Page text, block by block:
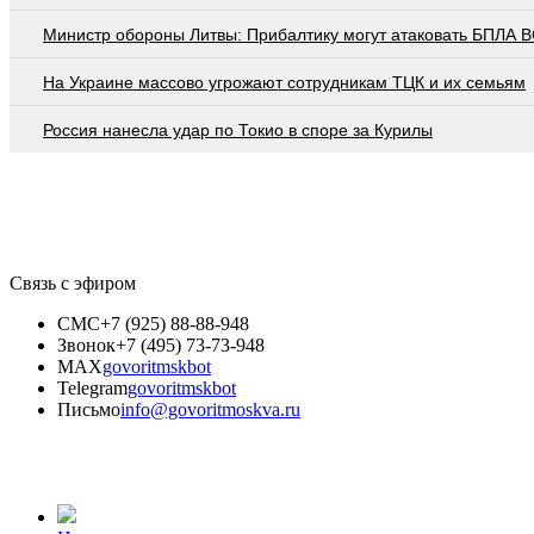
Министр обороны Литвы: Прибалтику могут атаковать БПЛА
На Украине массово угрожают сотрудникам ТЦК и их семьям
Россия нанесла удар по Токио в споре за Курилы
Связь с эфиром
СМС+7 (925) 88-88-948
Звонок+7 (495) 73-73-948
MAXgovoritmskbot
Telegramgovoritmskbot
Письмоinfo@govoritmoskva.ru